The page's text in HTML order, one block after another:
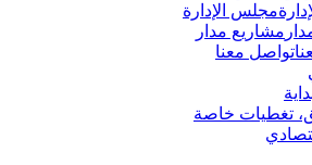
مجلس الإدارة
مشاريع مدار
تواصل معنا
تغطيات خاصة